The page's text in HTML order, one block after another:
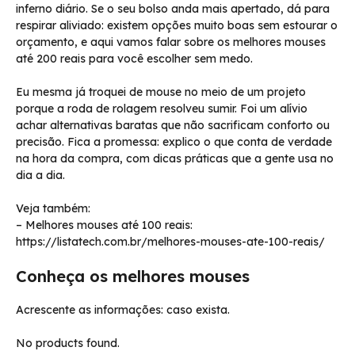
inferno diário. Se o seu bolso anda mais apertado, dá para
respirar aliviado: existem opções muito boas sem estourar o
orçamento, e aqui vamos falar sobre os melhores mouses
até 200 reais para você escolher sem medo.
Eu mesma já troquei de mouse no meio de um projeto
porque a roda de rolagem resolveu sumir. Foi um alívio
achar alternativas baratas que não sacrificam conforto ou
precisão. Fica a promessa: explico o que conta de verdade
na hora da compra, com dicas práticas que a gente usa no
dia a dia.
Veja também:
– Melhores mouses até 100 reais:
https://listatech.com.br/melhores-mouses-ate-100-reais/
Conheça os melhores mouses
Acrescente as informações: caso exista.
No products found.